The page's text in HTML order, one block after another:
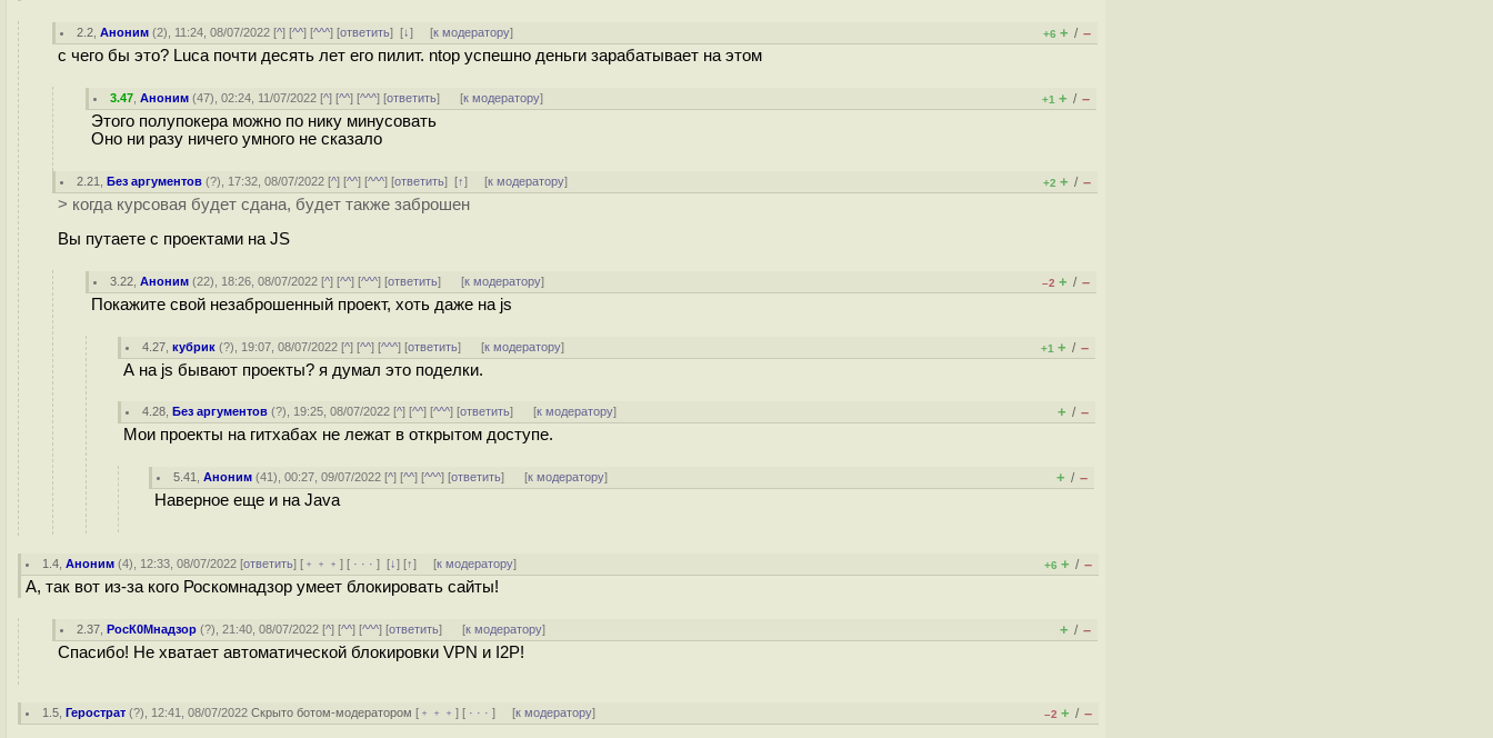
2.2 ,Аноним (2), 11:24, 08/07/2022 [^] [^^] [^^^] [ответить][↓] [к модератору] +6 + / –
с чего бы это? Luca почти десять лет его пилит. ntop успешно деньги зарабатывает на этом
3.47 ,Аноним (47), 02:24, 11/07/2022 [^] [^^] [^^^] [ответить] [к модератору] +1 + / –
Этого полупокера можно по нику минусовать
Оно ни разу ничего умного не сказало
2.21 ,Без аргументов (?), 17:32, 08/07/2022 [^] [^^] [^^^] [ответить][↑] [к модератору] +2 + / –
> когда курсовая будет сдана, будет также заброшен
Вы путаете с проектами на JS
3.22 ,Аноним (22), 18:26, 08/07/2022 [^] [^^] [^^^] [ответить] [к модератору] –2 + / –
Покажите свой незаброшенный проект, хоть даже на js
4.27 ,кубрик (?), 19:07, 08/07/2022 [^] [^^] [^^^] [ответить] [к модератору] +1 + / –
А на js бывают проекты? я думал это поделки.
4.28 ,Без аргументов (?), 19:25, 08/07/2022 [^] [^^] [^^^] [ответить] [к модератору] + / –
Мои проекты на гитхабах не лежат в открытом доступе.
5.41 ,Аноним (41), 00:27, 09/07/2022 [^] [^^] [^^^] [ответить] [к модератору] + / –
Наверное еще и на Java
1.4 ,Аноним (4), 12:33, 08/07/2022 [ответить] [ ﹢﹢﹢] [ · · ·][↓] [↑] [к модератору] +6 + / –
А, так вот из-за кого Роскомнадзор умеет блокировать сайты!
2.37 ,РосК0Мнадзор (?), 21:40, 08/07/2022 [^] [^^] [^^^] [ответить] [к модератору] + / –
Спасибо! Не хватает автоматической блокировки VPN и I2P!
1.5 ,Герострат (?), 12:41, 08/07/2022Скрыто ботом-модератором [ ﹢﹢﹢] [ · · ·] [к модератору] –2 + / –